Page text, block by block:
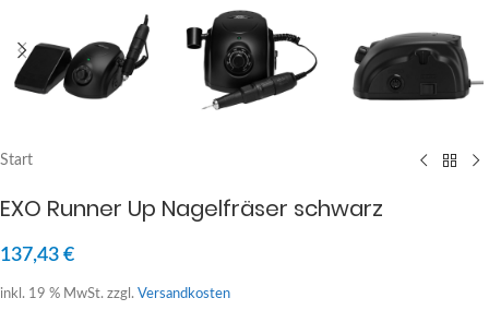
Start
EXO Runner Up Nagelfräser schwarz
137,43 €
inkl. 19 % MwSt. zzgl. Versandkosten